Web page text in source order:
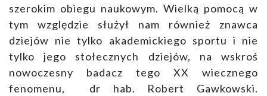
szerokim obiegu naukowym. Wielką pomocą w
tym względzie służył nam również znawca
dziejów nie tylko akademickiego sportu i nie
tylko jego stołecznych dziejów, na wskroś
nowoczesny badacz tego XX wiecznego
fenomenu, dr hab. Robert Gawkowski.